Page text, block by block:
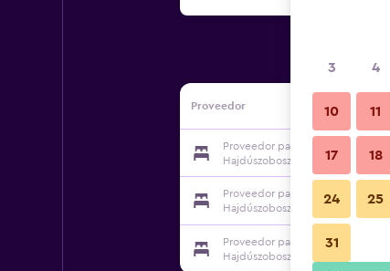
Proveedor
Proveedor para Ágnes Vendégház
Hajdúszoboszló
Proveedor para Ágnes Vendégház
Hajdúszoboszló
Proveedor para Ágnes Vendégház
Hajdúszoboszló
3 4
10 11
17 18
24 25
31